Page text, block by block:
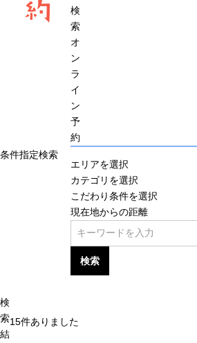
約
検
索
オ
ン
ラ
イ
ン
予
約
条件指定検索
エリアを選択
カテゴリを選択
こだわり条件を選択
現在地からの距離
検索
検
索
結
15件ありました